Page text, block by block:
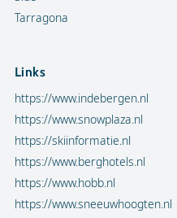
Tarragona
Links
https://www.indebergen.nl
https://www.snowplaza.nl
https://skiinformatie.nl
https://www.berghotels.nl
https://www.hobb.nl
https://www.sneeuwhoogten.nl